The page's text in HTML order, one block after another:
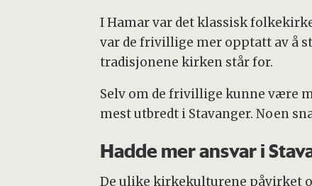
I Hamar var det klassisk
var de frivillige mer opptatt av å
tradisjonene kirken står for.
Selv om de frivillige kunne være
mest utbredt i Stavanger. Noen
Hadde mer ansvar i
De ulike kirkekulturene påvirket